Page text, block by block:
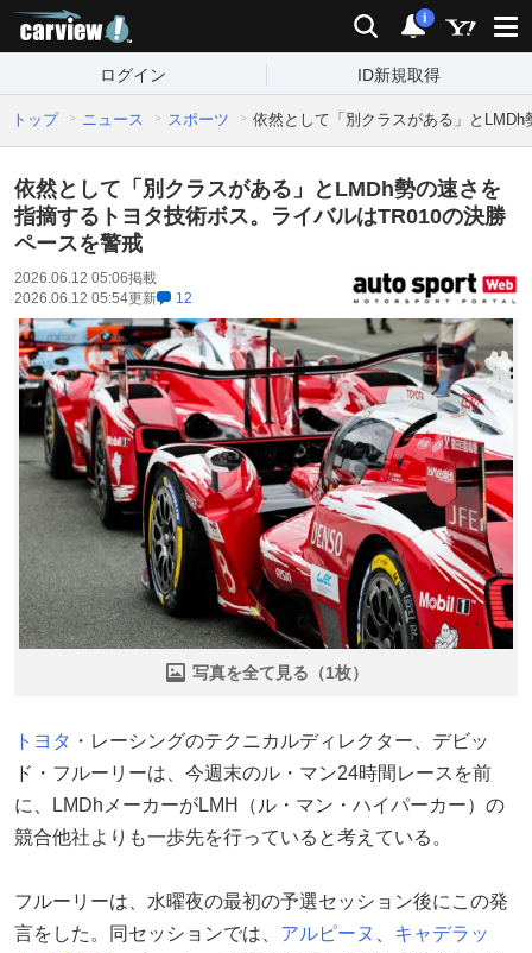
検索 通知
i
ログイン ID新規取得
トップ ニュース スポーツ 依然として「別クラスがある」と
依然として「別クラスがある」とLMDh勢の速さを
指摘するトヨタ技術ボス。ライバルはTR010の決勝
ペースを警戒
2026.06.12 05:06掲載
2026.06.12 05:54更新 12
写真を全て見る（1枚）
トヨタ ・レーシングのテクニカルディレクター、デビッ
ド・フルーリーは、今週末のル・マン24時間レースを前
に、LMDhメーカーがLMH（ル・マン・ハイパーカー）の
競合他社よりも一歩先を行っていると考えている。
フルーリーは、水曜夜の最初の予選セッション後にこの発
言をした。同セッションでは、 アルピーヌ
キャデラッ